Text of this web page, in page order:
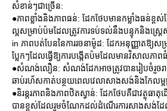
សំខាន់ៗជាច្រើន:
●ភាពខ្លាំងនិងភាពធន់: ដែកថែបមានកម្លាំងធន់ខ្ពស់ដែ
ល្អសម្រាប់ប៉មដែលត្រូវការទប់ទល់នឹងបន្ទុកនិងស្ត្រេ
in ភាពបត់បែននៃការរចនាម៉ូដ: ដែកអនុញ្ញាតឱ្យសម្
ប្លែកៗដែលធ្វើឱ្យការបង្កើតប៉មដែលមានវិសាលភ
●សំណង់លឿន: សំណង់ដែកអាចត្រូវបានរៀបចំរួចរ
ឆាប់រហ័សកាត់បន្ថយពេលវេលាសាងសង់និងកែលម្អ
●និរន្តរភាពនិងភាពឋិតស្វាន់: ដែកថែបគឺជាវត្ថុធាតុ
បានខ្ពស់ដែលរួមចំណែកដល់ដំណើរការសាងសង់ដែល